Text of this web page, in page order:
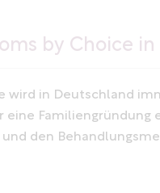
by Choice in
wird in Deutschland
eine Familiengründung
den